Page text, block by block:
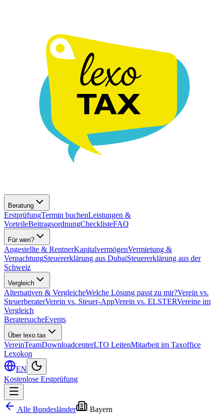
Beratung
ErstprüfungTermin buchenLeistungen &
VorteileBeitragsordnungChecklisteFAQ
Für wen?
Angestellte & RentnerKapitalvermögenVermietung &
VerpachtungSteuererklärung aus DubaiSteuererklärung aus der
Schweiz
Vergleich
Alternativen & VergleicheWelche Lösung passt zu mir?Verein vs.
SteuerberaterVerein vs. Steuer-AppVerein vs. ELSTERVereine im
Vergleich
BeratersucheEvents
Über lexo.tax
VereinTeamDownloadcenterLTO LeitenMitarbeit im Taxoffice
Lexokon
EN
Kostenlose Erstprüfung
Alle Bundesländer Bayern